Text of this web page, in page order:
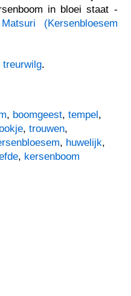
in bloei staat -
(Kersenbloesem
treurwilg.
, boomgeest,tempel ,
,trouwen,
, huwelijk,
, kersenboom